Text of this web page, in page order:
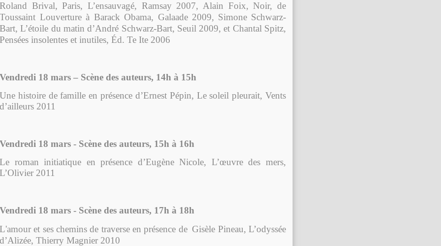
Roland Brival, Paris, L’ensauvagé, Ramsay 2007, Alain Foix, Noir, de
Toussaint Louverture à Barack Obama, Galaade 2009, Simone Schwarz-
Bart, L’étoile du matin d’André Schwarz-Bart, Seuil 2009, et Chantal Spitz,
Pensées insolentes et inutiles, Éd. Te Ite 2006
Vendredi 18 mars – Scène des auteurs, 14h à 15h
Une histoire de famille en présence d’Ernest Pépin, Le soleil pleurait, Vents
d’ailleurs 2011
Vendredi 18 mars - Scène des auteurs, 15h à 16h
Le roman initiatique en présence d’Eugène Nicole, L’œuvre des mers,
L’Olivier 2011
Vendredi 18 mars - Scène des auteurs, 17h à 18h
L'amour et ses chemins de traverse en présence de Gisèle Pineau, L’odyssée
d’Alizée, Thierry Magnier 2010